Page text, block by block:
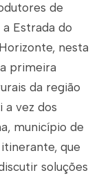
de
Estrada do
nesta
primeira
da região
a vez dos
município de
que
soluções